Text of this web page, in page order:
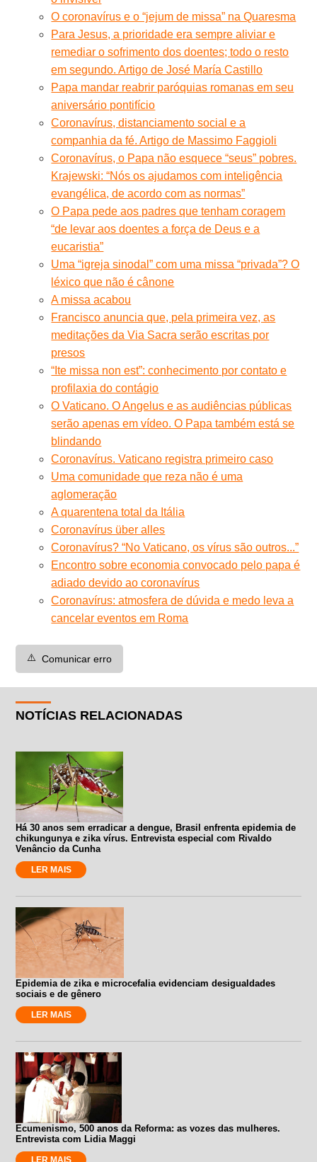
O coronavírus e o “jejum de missa” na Quaresma
Para Jesus, a prioridade era sempre aliviar e
remediar o sofrimento dos doentes; todo o resto
em segundo. Artigo de José María Castillo
Papa mandar reabrir paróquias romanas em seu
aniversário pontifício
Coronavírus, distanciamento social e a
companhia da fé. Artigo de Massimo Faggioli
Coronavírus, o Papa não esquece “seus” pobres.
Krajewski: “Nós os ajudamos com inteligência
evangélica, de acordo com as normas”
O Papa pede aos padres que tenham coragem
“de levar aos doentes a força de Deus e a
eucaristia”
Uma “igreja sinodal” com uma missa “privada”? O
léxico que não é cânone
A missa acabou
Francisco anuncia que, pela primeira vez, as
meditações da Via Sacra serão escritas por
presos
“Ite missa non est”: conhecimento por contato e
profilaxia do contágio
O Vaticano. O Angelus e as audiências públicas
serão apenas em vídeo. O Papa também está se
blindando
Coronavírus. Vaticano registra primeiro caso
Uma comunidade que reza não é uma
aglomeração
A quarentena total da Itália
Coronavírus über alles
Coronavírus? “No Vaticano, os vírus são outros...”
Encontro sobre economia convocado pelo papa é
adiado devido ao coronavírus
Coronavírus: atmosfera de dúvida e medo leva a
cancelar eventos em Roma
⚠️ Comunicar erro
NOTÍCIAS RELACIONADAS
Há 30 anos sem erradicar a dengue, Brasil enfrenta epidemia de
chikungunya e zika vírus. Entrevista especial com Rivaldo
Venâncio da Cunha
LER MAIS
Epidemia de zika e microcefalia evidenciam desigualdades
sociais e de gênero
LER MAIS
Ecumenismo, 500 anos da Reforma: as vozes das mulheres.
Entrevista com Lidia Maggi
LER MAIS